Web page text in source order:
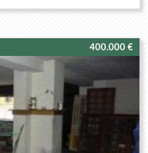
400.000 €